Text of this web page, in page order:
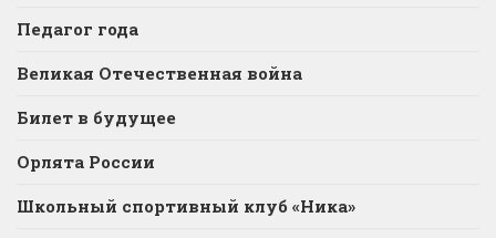
Педагог года
Великая Отечественная война
Билет в будущее
Орлята России
Школьный спортивный клуб «Ника»